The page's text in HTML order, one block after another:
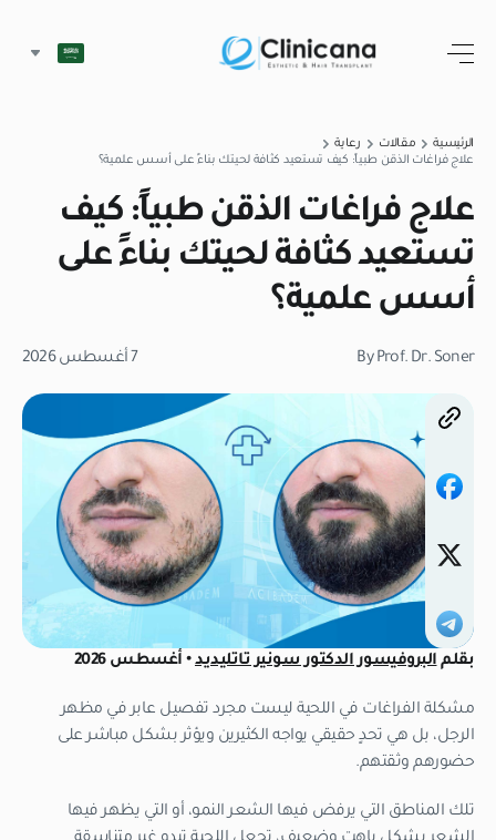
الرئيسية مقالات
رعاية
علاج فراغات الذقن طبياً: كيف تستعيد كثافة لحيتك بناءً على أسس علمية؟
علاج فراغات الذقن طبياً: كيف
تستعيد كثافة لحيتك بناءً على
أسس علمية؟
By Prof. Dr. Soner 7 أغسطس 2026
بقلمالبروفيسور الدكتور سونير تاتليديد• أغسطس 2026
مشكلة الفراغات في اللحية ليست مجرد تفصيل عابر في مظهر
الرجل، بل هي تحدٍ حقيقي يواجه الكثيرين ويؤثر بشكل مباشر على
حضورهم وثقتهم.
تلك المناطق التي يرفض فيها الشعر النمو، أو التي يظهر فيها